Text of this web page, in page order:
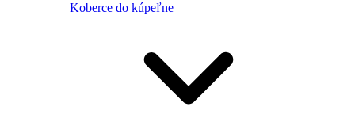
Koberce do kúpeľne